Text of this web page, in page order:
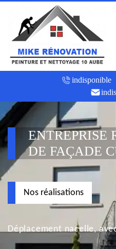
indisponible
ENTREPRISE
DE FAÇADE
Nos réalisations
Déplacement nacelle,